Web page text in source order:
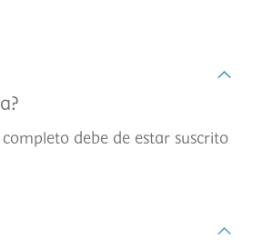
debe de estar suscrito